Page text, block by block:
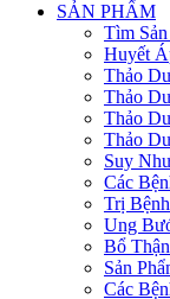
SẢN PHẨM
Tìm
Huyết
Thảo
Thảo
Thảo
Thảo
Suy
Các
Trị
Ung
Bổ
Sản
Các